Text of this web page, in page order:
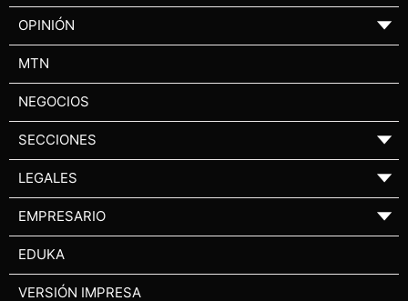
OPINIÓN ▼
MTN
NEGOCIOS
SECCIONES ▼
LEGALES ▼
EMPRESARIO ▼
EDUKA
VERSIÓN IMPRESA